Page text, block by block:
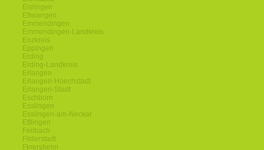
Eislingen
Ellwangen
Emmendingen
Emmendingen-Landkreis
Enzkreis
Eppingen
Erding
Erding-Landkreis
Erlangen
Erlangen-Hoechstadt
Erlangen-Stadt
Eschborn
Esslingen
Esslingen-am-Neckar
Ettlingen
Fellbach
Filderstadt
Floersheim